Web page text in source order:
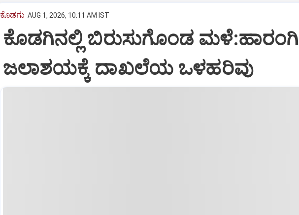
ಕೊಡಗು AUG 1, 2026, 10:11 AM IST
ಕೊಡಗಿನಲ್ಲಿ ಬಿರುಸುಗೊಂಡ ಮಳೆ:ಹಾರಂಗಿ
ಜಲಾಶಯಕ್ಕೆ ದಾಖಲೆಯ ಒಳಹರಿವು